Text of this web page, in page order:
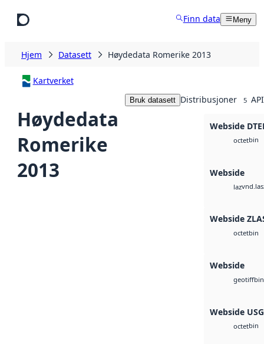
Finn data Meny
Hjem Datasett Høydedata Romerike 2013
Kartverket
Høydedata
Romerike
2013
Bruk datasett Distribusjoner 5
Webside
octetbin
Webside
laz
Webside
octetbin
Webside
geotiffbin
Webside
octetbin